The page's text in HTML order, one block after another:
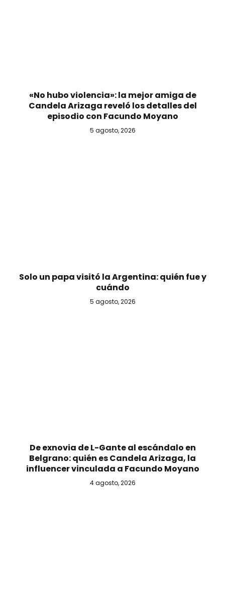
«No hubo violencia»: la mejor amiga de
Candela Arizaga reveló los detalles del
episodio con Facundo Moyano
5 agosto, 2026
Solo un papa visitó la Argentina: quién fue y
cuándo
5 agosto, 2026
De exnovia de L-Gante al escándalo en
Belgrano: quién es Candela Arizaga, la
influencer vinculada a Facundo Moyano
4 agosto, 2026